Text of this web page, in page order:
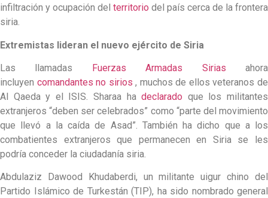
infiltración y ocupación del territorio del país cerca de la frontera
siria.
Extremistas lideran el nuevo ejército de Siria
Las llamadas Fuerzas Armadas Sirias ahora
incluyen comandantes no sirios , muchos de ellos veteranos de
Al Qaeda y el ISIS. Sharaa hadeclarado que los militantes
extranjeros “deben ser celebrados” como “parte del movimiento
que llevó a la caída de Asad”. También ha dicho que a los
combatientes extranjeros que permanecen en Siria se les
podría conceder la ciudadanía siria.
Abdulaziz Dawood Khudaberdi, un militante uigur chino del
Partido Islámico de Turkestán (TIP), ha sido nombrado general